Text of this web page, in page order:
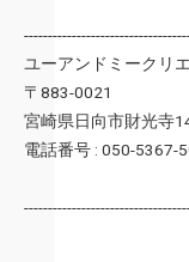
ユーアンドミークリ
〒883-0021
宮崎県日向市財光寺
電話番号 : 050-5367-